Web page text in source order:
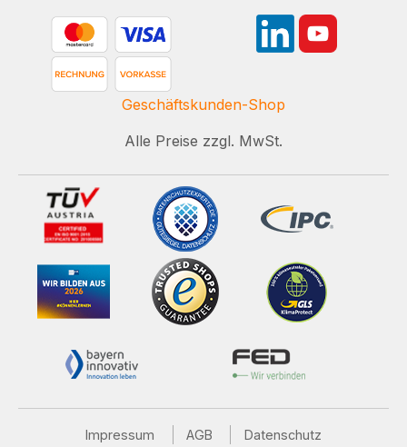
Geschäftskunden-Shop
Alle Preise zzgl. MwSt.
Impressum AGB
Datenschutz